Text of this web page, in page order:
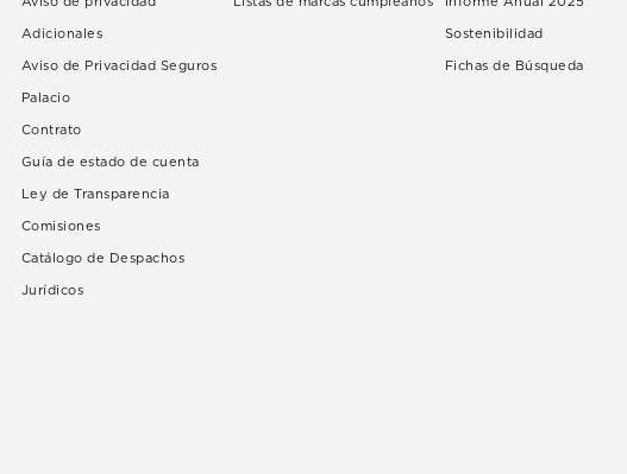
Adicionales
Aviso de Privacidad Seguros
Palacio
Contrato
Guía de estado de cuenta
Ley de Transparencia
Comisiones
Catálogo de Despachos
Jurídicos
Sostenibilidad
Fichas de Búsqueda